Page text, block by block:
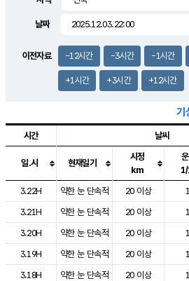
2.9m/s
날짜
이전자료 -12시간 -3시간 -1시간
+1시간 +3시간 +12시간
기
도시별 기상실황표로 지점, 날씨, 기온, 강
시간 날씨
일.시 현재일기
시정
km
3.22H
약한 눈 단속적 20 이상
3.21H
약한 눈 단속적 20 이상
3.20H
약한 눈 단속적 20 이상
3.19H
약한 눈 단속적 20 이상
3.18H
약한 눈 단속적 20 이상